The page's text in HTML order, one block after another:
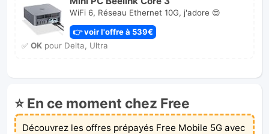
WiFi 6, Réseau Ethernet 10G, j'adore 😍
👉 voir l'offre à 539€
✅ OKpour Delta, Ultra
⭐ En ce moment chez Free
Découvrez les offres prépayés Free Mobile 5G avec